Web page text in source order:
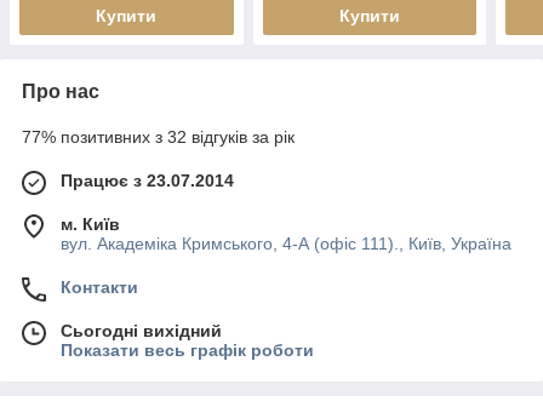
Купити Купити
Про нас
77% позитивних з 32 відгуків за рік
Працює з 23.07.2014
м. Київ
вул. Академіка Кримського, 4-А (офіс 111)., Київ, Україна
Контакти
Сьогодні вихідний
Показати весь графік роботи